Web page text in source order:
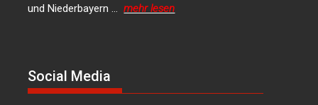
und Niederbayern …mehr lesen
Social Media